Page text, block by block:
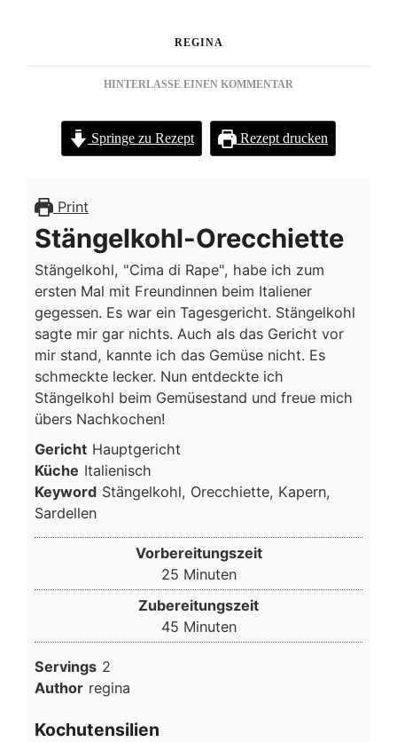
REGINA
HINTERLASSE EINEN KOMMENTAR
MIT
ORECCHIETTE
Springe zu Rezept Rezept drucken
Print
Stängelkohl-Orecchiette
Stängelkohl, "Cima di Rape", habe ich zum
ersten Mal mit Freundinnen beim Italiener
gegessen. Es war ein Tagesgericht. Stängelkohl
sagte mir gar nichts. Auch als das Gericht vor
mir stand, kannte ich das Gemüse nicht. Es
schmeckte lecker. Nun entdeckte ich
Stängelkohl beim Gemüsestand und freue mich
übers Nachkochen!
Gericht Hauptgericht
Küche Italienisch
Keyword Stängelkohl, Orecchiette, Kapern,
Sardellen
Vorbereitungszeit
25Minuten
Minuten
Zubereitungszeit
45Minuten
Minuten
Servings 2
Author regina
Kochutensilien